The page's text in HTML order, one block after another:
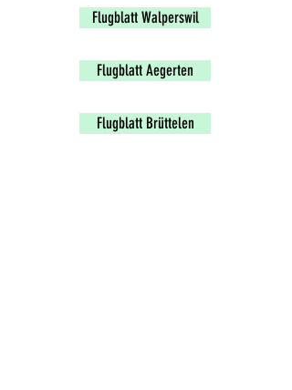
Flugblatt Walperswil
Flugblatt Aegerten
Flugblatt Brüttelen